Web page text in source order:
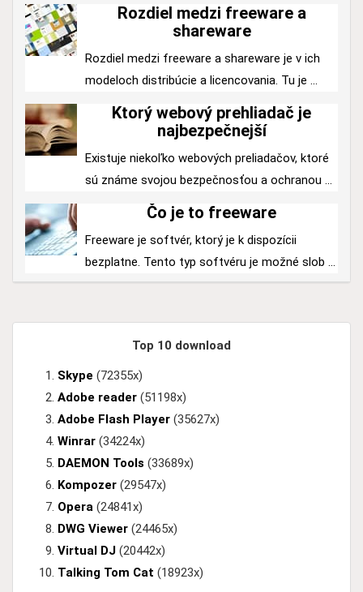
Rozdiel medzi freeware a
shareware
Rozdiel medzi freeware a shareware je v ich
modeloch distribúcie a licencovania. Tu je ...
Ktorý webový prehliadač je
najbezpečnejší
Existuje niekoľko webových preliadačov, ktoré
sú známe svojou bezpečnosťou a ochranou ...
Čo je to freeware
Freeware je softvér, ktorý je k dispozícii
bezplatne. Tento typ softvéru je možné slob ...
Top 10 download
Skype (72355x)
Adobe reader (51198x)
Adobe Flash Player (35627x)
Winrar (34224x)
DAEMON Tools (33689x)
Kompozer (29547x)
Opera (24841x)
DWG Viewer (24465x)
Virtual DJ (20442x)
Talking Tom Cat (18923x)